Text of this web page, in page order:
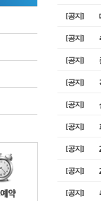
[공지]
[공지]
[공지]
[공지]
[공지]
[공지]
[공지]
[공지]
[공지]